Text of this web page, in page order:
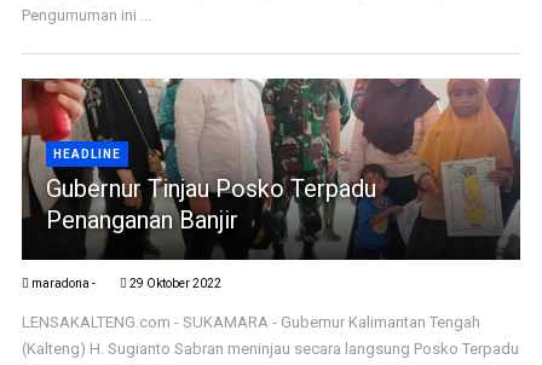
Pengumuman ini ...
HEADLINE
Gubernur Tinjau Posko Terpadu
Penanganan Banjir
maradona - 29 Oktober 2022
LENSAKALTENG.com - SUKAMARA - Gubernur Kalimantan Tengah
(Kalteng) H. Sugianto Sabran meninjau secara langsung Posko Terpadu